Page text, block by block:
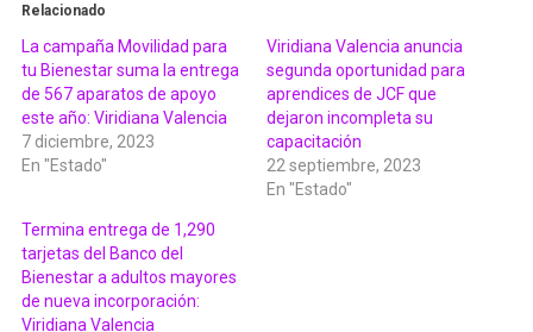
Relacionado
La campaña Movilidad para
tu Bienestar suma la entrega
de 567 aparatos de apoyo
este año: Viridiana Valencia
7 diciembre, 2023
En "Estado"
Viridiana Valencia anuncia
segunda oportunidad para
aprendices de JCF que
dejaron incompleta su
capacitación
22 septiembre, 2023
En "Estado"
Termina entrega de 1,290
tarjetas del Banco del
Bienestar a adultos mayores
de nueva incorporación:
Viridiana Valencia